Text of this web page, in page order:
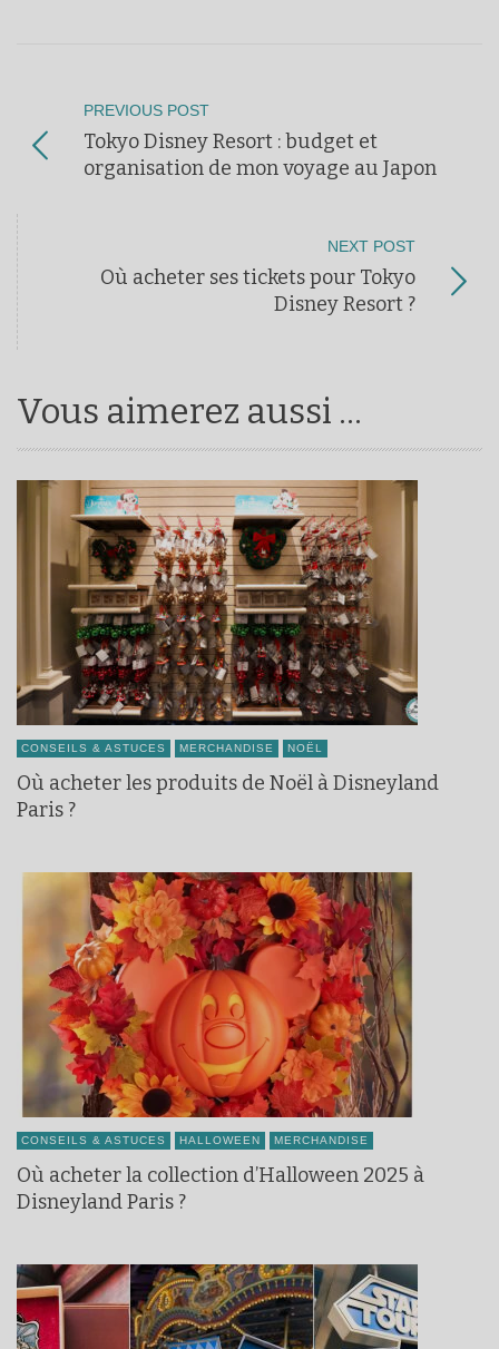
PREVIOUS POST
Tokyo Disney Resort : budget et
organisation de mon voyage au Japon
NEXT POST
Où acheter ses tickets pour Tokyo
Disney Resort ?
Vous aimerez aussi ...
CONSEILS & ASTUCES MERCHANDISE NOËL
Où acheter les produits de Noël à Disneyland
Paris ?
CONSEILS & ASTUCES HALLOWEEN MERCHANDISE
Où acheter la collection d’Halloween 2025 à
Disneyland Paris ?